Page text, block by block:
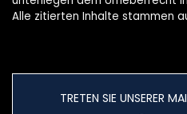
Alle zitierten Inhalte stammen
TRETEN SIE UNSERER